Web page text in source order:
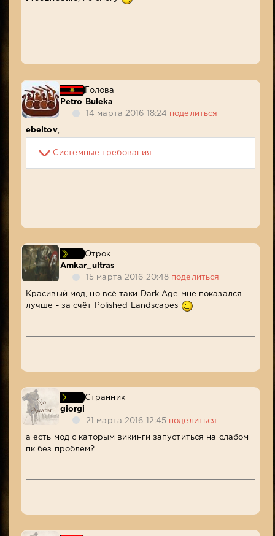
Голова
Petro Buleka
14 марта 2016 18:24
поделиться
ebeltov,
Системные требования
Отрок
Amkar_ultras
15 марта 2016 20:48 поделиться
Красивый мод, но всё таки Dark Age мне показался
лучше - за счёт Polished Landscapes
Странник
giorgi
21 марта 2016 12:45 поделиться
а есть мод с каторым викинги запуститься на слабом
пк без проблем?